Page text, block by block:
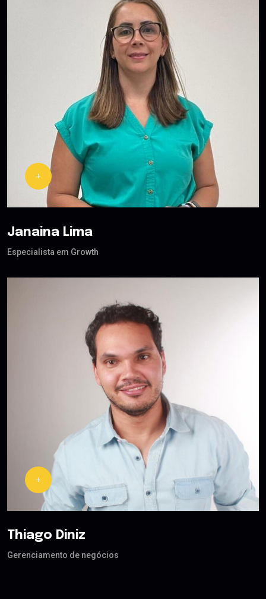
Janaina Lima
Especialista em Growth
Thiago Diniz
Gerenciamento de negócios